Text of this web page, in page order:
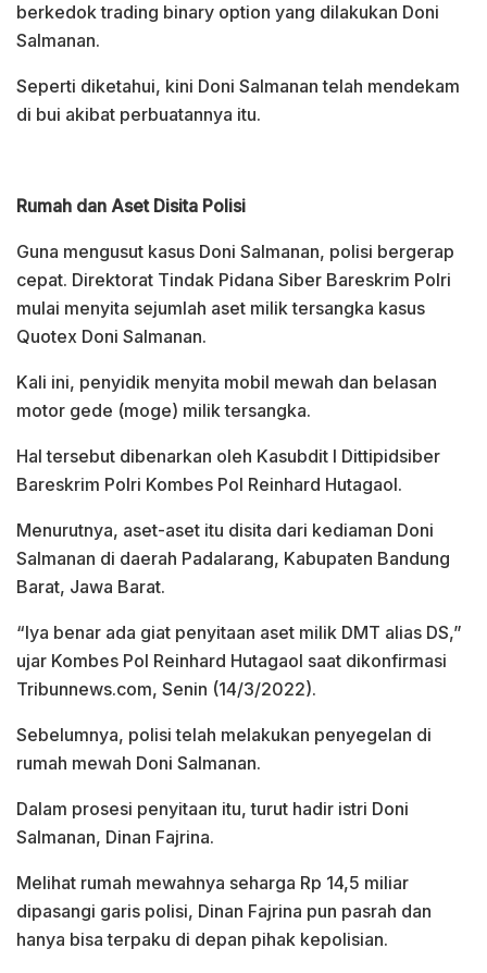
berkedok trading binary option yang dilakukan Doni
Salmanan.
Seperti diketahui, kini Doni Salmanan telah mendekam
di bui akibat perbuatannya itu.
Rumah dan Aset Disita Polisi
Guna mengusut kasus Doni Salmanan, polisi bergerap
cepat. Direktorat Tindak Pidana Siber Bareskrim Polri
mulai menyita sejumlah aset milik tersangka kasus
Quotex Doni Salmanan.
Kali ini, penyidik menyita mobil mewah dan belasan
motor gede (moge) milik tersangka.
Hal tersebut dibenarkan oleh Kasubdit I Dittipidsiber
Bareskrim Polri Kombes Pol Reinhard Hutagaol.
Menurutnya, aset-aset itu disita dari kediaman Doni
Salmanan di daerah Padalarang, Kabupaten Bandung
Barat, Jawa Barat.
“Iya benar ada giat penyitaan aset milik DMT alias DS,”
ujar Kombes Pol Reinhard Hutagaol saat dikonfirmasi
Tribunnews.com, Senin (14/3/2022).
Sebelumnya, polisi telah melakukan penyegelan di
rumah mewah Doni Salmanan.
Dalam prosesi penyitaan itu, turut hadir istri Doni
Salmanan, Dinan Fajrina.
Melihat rumah mewahnya seharga Rp 14,5 miliar
dipasangi garis polisi, Dinan Fajrina pun pasrah dan
hanya bisa terpaku di depan pihak kepolisian.